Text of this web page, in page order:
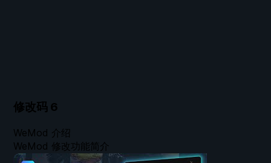
修改码 6
WeMod 介绍
WeMod 修改功能简介